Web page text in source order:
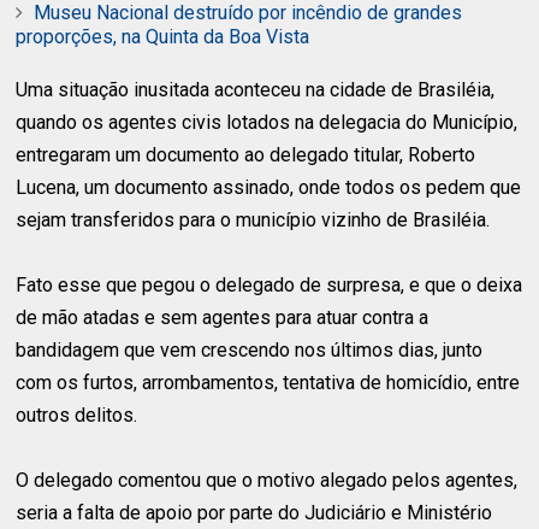
Museu Nacional destruído por incêndio de grandes
proporções, na Quinta da Boa Vista
Uma situação inusitada aconteceu na cidade de Brasiléia,
quando os agentes civis lotados na delegacia do Município,
entregaram um documento ao delegado titular, Roberto
Lucena, um documento assinado, onde todos os pedem que
sejam transferidos para o município vizinho de Brasiléia.
Fato esse que pegou o delegado de surpresa, e que o deixa
de mão atadas e sem agentes para atuar contra a
bandidagem que vem crescendo nos últimos dias, junto
com os furtos, arrombamentos, tentativa de homicídio, entre
outros delitos.
O delegado comentou que o motivo alegado pelos agentes,
seria a falta de apoio por parte do Judiciário e Ministério